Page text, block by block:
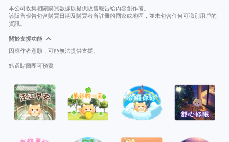
本公司收集相關購買數據以提供販售報告給內容創作者。
該販售報告包含購買日期及購買者所註冊的國家或地區，並未包含任何可識別用戶的
資訊。
關於支援功能
因應作者意願，可能無法提供支援。
點選貼圖即可預覽